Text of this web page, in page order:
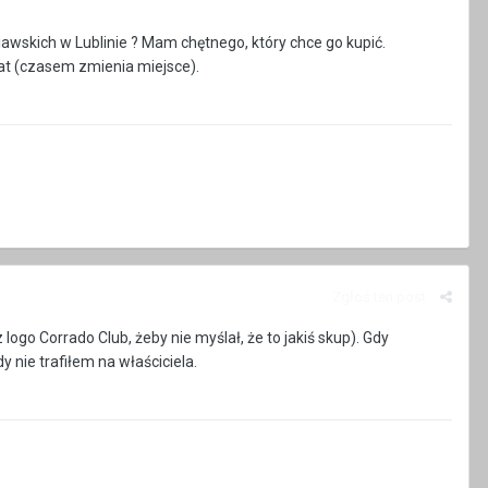
w Lublinie ? Mam chętnego, który chce go kupić.
(czasem zmienia miejsce).
Corrado Club, żeby nie myślał, że to jakiś skup). Gdy
nie trafiłem na właściciela.